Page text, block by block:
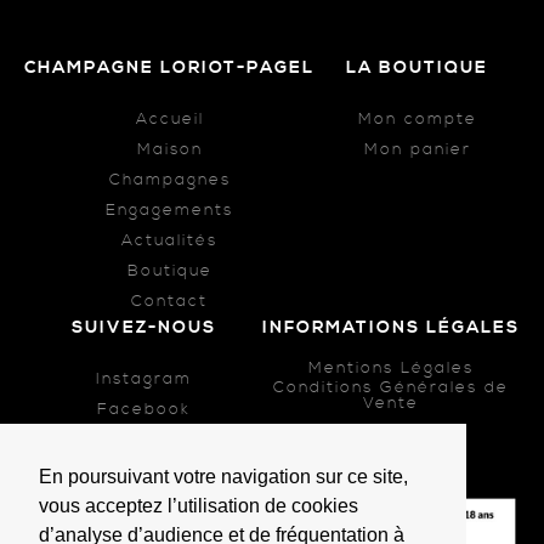
En poursuivant votre navigation sur ce site,
vous acceptez l’utilisation de cookies
d’analyse d’audience et de fréquentation à
CHAMPAGNE LORIOT-PAGEL
Accueil
Maison
Champagnes
Engagements
Actualités
Boutique
Contact
LA BOUTIQUE
Mon compte
Mon panier
SUIVEZ-NOUS
Instagram
Facebook
INFORMATIONS LÉGALES
Mentions Légales
Conditions Générales de
Vente